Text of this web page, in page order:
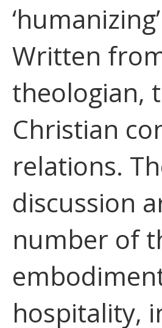
Written
theologian,
Christian
relations.
discussion
number of
hospitality,